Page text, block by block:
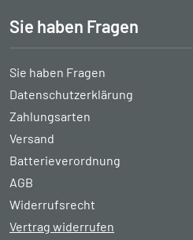
Sie haben Fragen
Sie haben Fragen
Datenschutzerklärung
Zahlungsarten
Versand
Batterieverordnung
AGB
Widerrufsrecht
Vertrag widerrufen